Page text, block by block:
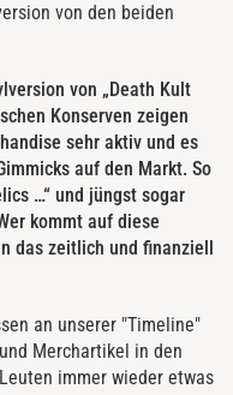
von den beiden
von „Death Kult
Konserven zeigen
sehr aktiv und es
auf den Markt. So
…“ und jüngst sogar
kommt auf diese
das zeitlich und finanziell
an unserer "Timeline"
Merchartikel in den
immer wieder etwas